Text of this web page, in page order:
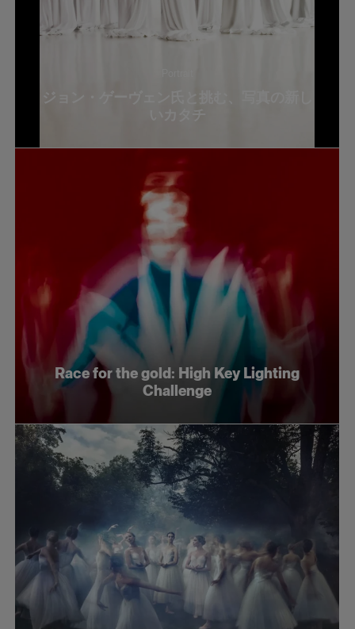
ジョン・ゲーヴェン氏と挑む、写真の新し
いカタチ
Race for the gold: High Key Lighting
Challenge